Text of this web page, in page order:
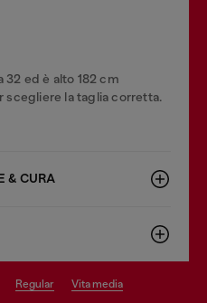
32 ed è alto 182 cm
scegliere la taglia corretta.
& CURA
regular
vita media